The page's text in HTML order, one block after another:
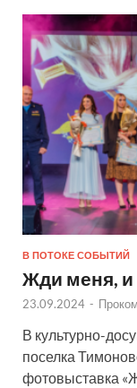
В ПОТОКЕ СОБЫТИЙ
Жди меня, и
23.09.2024 -
В культурно-
поселка
фотовыставка